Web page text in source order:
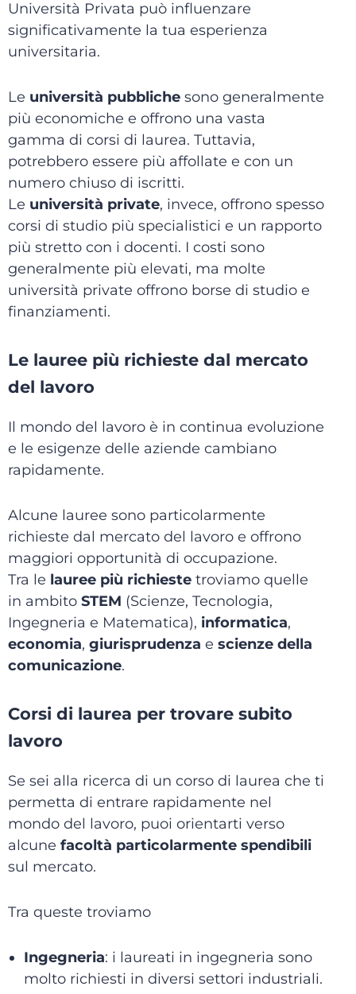
Università Privata può influenzare
significativamente la tua esperienza
universitaria.
Le università pubbliche sono generalmente
più economiche e offrono una vasta
gamma di corsi di laurea. Tuttavia,
potrebbero essere più affollate e con un
numero chiuso di iscritti.
Le università private, invece, offrono spesso
corsi di studio più specialistici e un rapporto
più stretto con i docenti. I costi sono
generalmente più elevati, ma molte
università private offrono borse di studio e
finanziamenti.
Le lauree più richieste dal mercato
del lavoro
Il mondo del lavoro è in continua evoluzione
e le esigenze delle aziende cambiano
rapidamente.
Alcune lauree sono particolarmente
richieste dal mercato del lavoro e offrono
maggiori opportunità di occupazione.
Tra le lauree più richieste troviamo quelle
in ambito STEM (Scienze, Tecnologia,
Ingegneria e Matematica), informatica,
economia, giurisprudenza e scienze della
comunicazione.
Corsi di laurea per trovare subito
lavoro
Se sei alla ricerca di un corso di laurea che ti
permetta di entrare rapidamente nel
mondo del lavoro, puoi orientarti verso
alcune facoltà particolarmente spendibili
sul mercato.
Tra queste troviamo
Ingegneria: i laureati in ingegneria sono
molto richiesti in diversi settori industriali.